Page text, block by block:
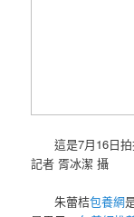
這是7月16日
記者 胥冰潔 攝
朱蕾桔包養網